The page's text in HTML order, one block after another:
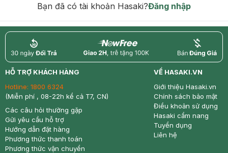
Bạn đã có tài khoản Hasaki?Đăng nhập
return nowfree price
HỖ TRỢ KHÁCH HÀNG
Hotline: 1800 6324
(Miễn phí , 08-22h kể cả T7, CN)
Các câu hỏi thường gặp
Gửi yêu cầu hỗ trợ
Hướng dẫn đặt hàng
Phương thức thanh toán
Phương thức vận chuyển
VỀ HASAKI.VN
Giới thiệu Hasaki.vn
Chính sách bảo mật
Điều khoản sử dụng
Hasaki cẩm nang
Tuyển dụng
Liên hệ